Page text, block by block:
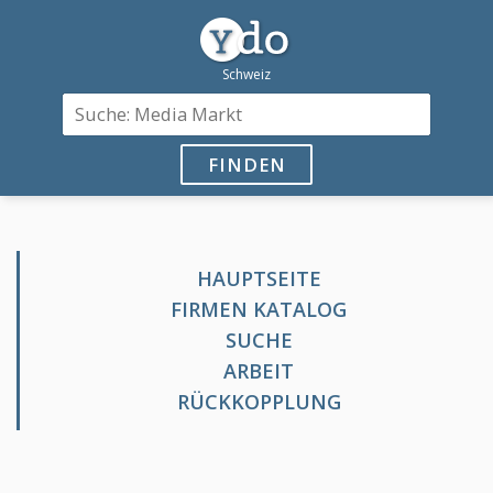
FINDEN
HAUPTSEITE
FIRMEN KATALOG
SUCHE
ARBEIT
RÜCKKOPPLUNG